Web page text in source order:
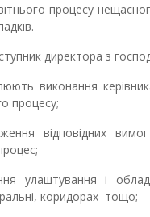
процесу
директора з
виконання
процесу;
відповідних
улаштування і
коридорах тощо;